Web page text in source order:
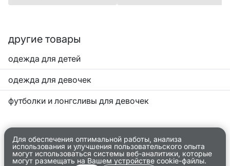
другие товары
одежда для детей
одежда для девочек
футболки и лонгсливы для девочек
Для обеспечения оптимальной работы, анализа
использования и улучшения пользовательского опыта
могут использоваться системы веб-аналитики, которые
могут размещать на Вашем устройстве cookie-файлы.